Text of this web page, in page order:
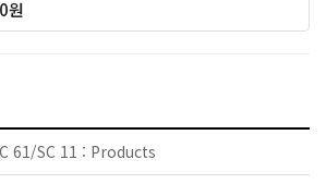
원
61/SC 11 : Products